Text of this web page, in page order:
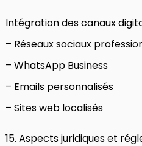
Intégration des canaux
– Réseaux sociaux
– WhatsApp Business
– Emails personnalisés
– Sites web localisés
15. Aspects juridiques et